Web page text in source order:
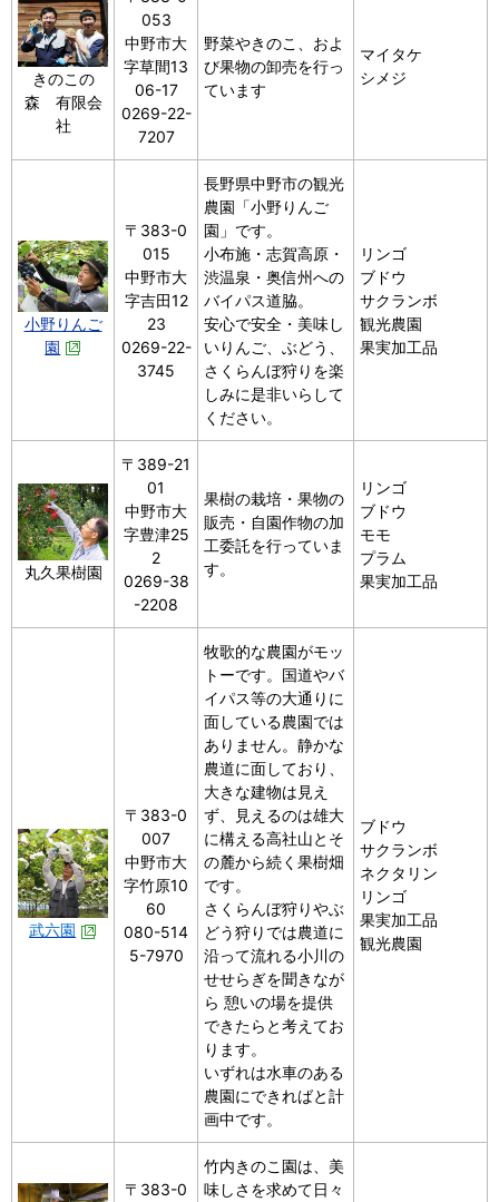
きのこの
森 有限会
社
053
中野市大
字草間13
06-17
0269-22-
7207
野菜やきのこ、およ
び果物の卸売を行っ
ています
マイタケ
シメジ
小野りんご
園
〒383-0
015
中野市大
字吉田12
23
0269-22-
3745
長野県中野市の観光
農園「小野りんご
園」です。
小布施・志賀高原・
渋温泉・奥信州への
バイパス道脇。
安心で安全・美味し
いりんご、ぶどう、
さくらんぼ狩りを楽
しみに是非いらして
ください。
リンゴ
ブドウ
サクランボ
観光農園
果実加工品
丸久果樹園
〒389-21
01
中野市大
字豊津25
2
0269-38
-2208
果樹の栽培・果物の
販売・自園作物の加
工委託を行っていま
す。
リンゴ
ブドウ
モモ
プラム
果実加工品
武六園
〒383-0
007
中野市大
字竹原10
60
080-514
5-7970
牧歌的な農園がモッ
トーです。国道やバ
イパス等の大通りに
面している農園では
ありません。静かな
農道に面しており、
大きな建物は見え
ず、見えるのは雄大
に構える高社山とそ
の麓から続く果樹畑
です。
さくらんぼ狩りやぶ
どう狩りでは農道に
沿って流れる小川の
せせらぎを聞きなが
ら 憩いの場を提供
できたらと考えてお
ります。
いずれは水車のある
農園にできればと計
画中です。
ブドウ
サクランボ
ネクタリン
リンゴ
果実加工品
観光農園
〒383-0
竹内きのこ園は、美
味しさを求めて日々